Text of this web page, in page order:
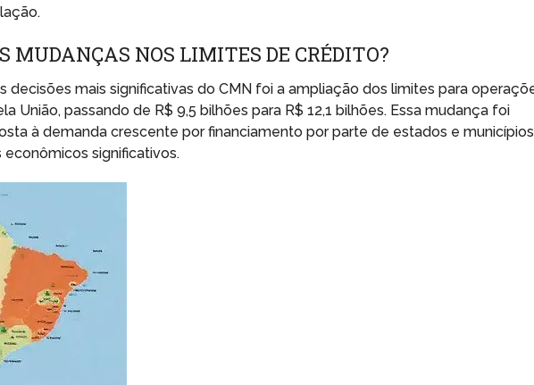
MUDANÇAS NOS LIMITES DE CRÉDITO?
decisões mais significativas do CMN foi a ampliação dos limites para
União, passando de R$ 9,5 bilhões para R$ 12,1 bilhões. Essa mudança foi
à demanda crescente por financiamento por parte de estados e
significativos.